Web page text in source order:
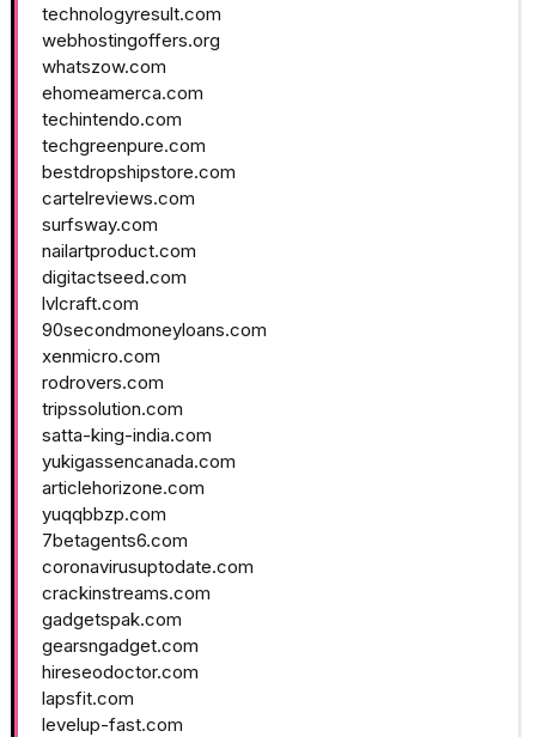
technologyresult.com
webhostingoffers.org
whatszow.com
ehomeamerca.com
techintendo.com
techgreenpure.com
bestdropshipstore.com
cartelreviews.com
surfsway.com
nailartproduct.com
digitactseed.com
lvlcraft.com
90secondmoneyloans.com
xenmicro.com
rodrovers.com
tripssolution.com
satta-king-india.com
yukigassencanada.com
articlehorizone.com
yuqqbbzp.com
7betagents6.com
coronavirusuptodate.com
crackinstreams.com
gadgetspak.com
gearsngadget.com
hireseodoctor.com
lapsfit.com
levelup-fast.com